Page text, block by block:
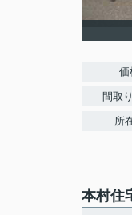
価
間取
所
本村住